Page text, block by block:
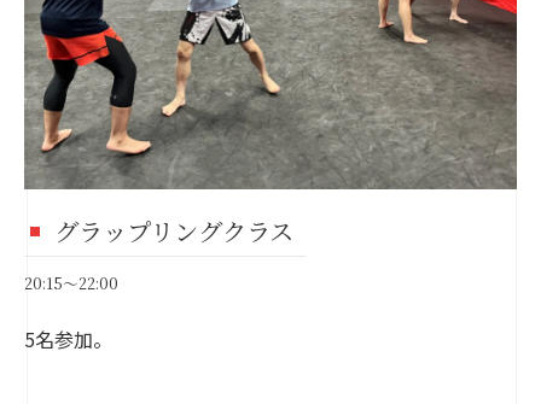
グラップリングクラス
20:15～22:00
5名参加。